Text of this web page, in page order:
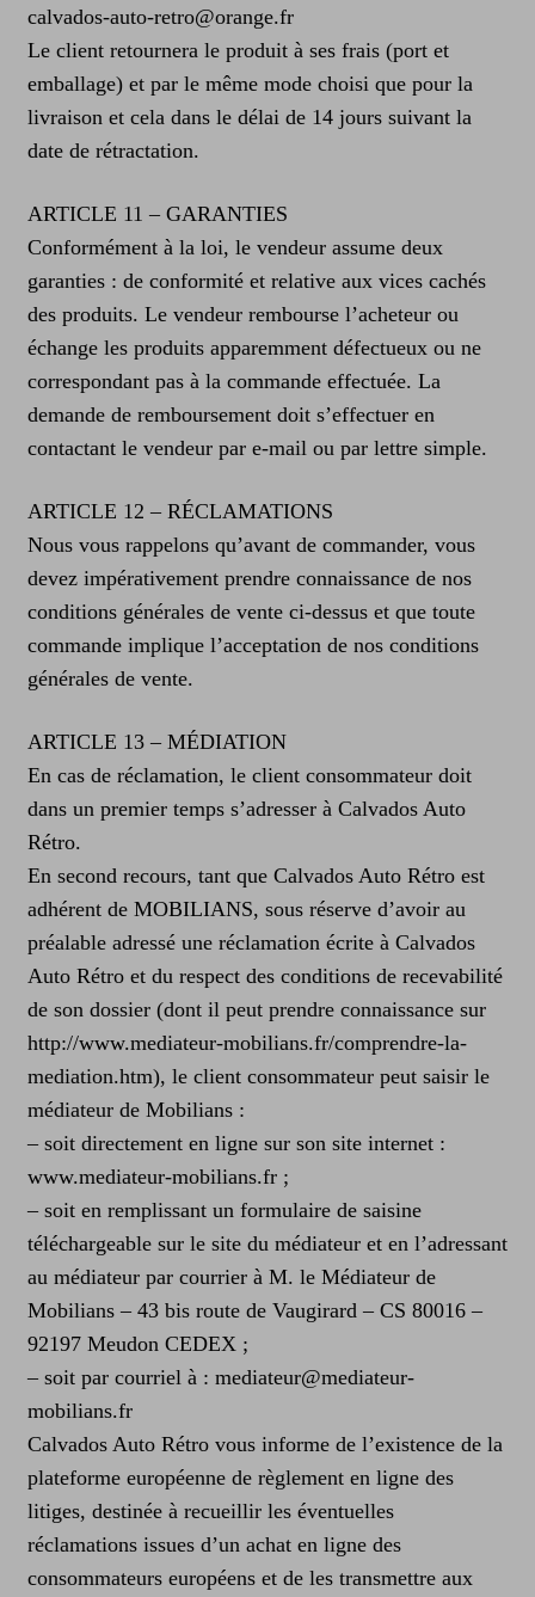
calvados-auto-retro@orange.fr
Le client retournera le produit à ses frais (port et
emballage) et par le même mode choisi que pour la
livraison et cela dans le délai de 14 jours suivant la
date de rétractation.
ARTICLE 11 – GARANTIES
Conformément à la loi, le vendeur assume deux
garanties : de conformité et relative aux vices cachés
des produits. Le vendeur rembourse l’acheteur ou
échange les produits apparemment défectueux ou ne
correspondant pas à la commande effectuée. La
demande de remboursement doit s’effectuer en
contactant le vendeur par e-mail ou par lettre simple.
ARTICLE 12 – RÉCLAMATIONS
Nous vous rappelons qu’avant de commander, vous
devez impérativement prendre connaissance de nos
conditions générales de vente ci-dessus et que toute
commande implique l’acceptation de nos conditions
générales de vente.
ARTICLE 13 – MÉDIATION
En cas de réclamation, le client consommateur doit
dans un premier temps s’adresser à Calvados Auto
Rétro.
En second recours, tant que Calvados Auto Rétro est
adhérent de MOBILIANS, sous réserve d’avoir au
préalable adressé une réclamation écrite à Calvados
Auto Rétro et du respect des conditions de recevabilité
de son dossier (dont il peut prendre connaissance sur
http://www.mediateur-mobilians.fr/comprendre-la-
mediation.htm), le client consommateur peut saisir le
médiateur de Mobilians :
– soit directement en ligne sur son site internet :
www.mediateur-mobilians.fr ;
– soit en remplissant un formulaire de saisine
téléchargeable sur le site du médiateur et en l’adressant
au médiateur par courrier à M. le Médiateur de
Mobilians – 43 bis route de Vaugirard – CS 80016 –
92197 Meudon CEDEX ;
– soit par courriel à : mediateur@mediateur-
mobilians.fr
Calvados Auto Rétro vous informe de l’existence de la
plateforme européenne de règlement en ligne des
litiges, destinée à recueillir les éventuelles
réclamations issues d’un achat en ligne des
consommateurs européens et de les transmettre aux